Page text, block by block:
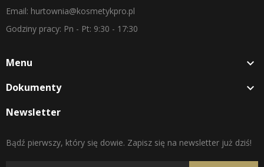
Email: hurtownia@kosmetykpro.pl
Godziny pracy: Pn - Pt: 9:30 - 17:30
Menu 
Dokumenty 
Newsletter
Bądź pierwszy, który się dowie. Zapisz się na newsletter już dziś!